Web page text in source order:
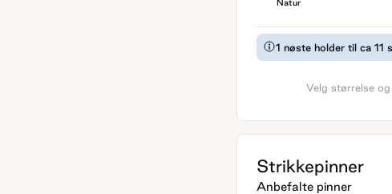
Natur
1 nøste holder til ca 11
Velg størrelse
Strikkepinner
Anbefalte pinner